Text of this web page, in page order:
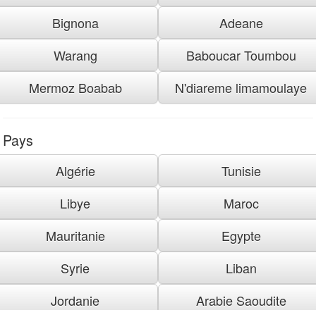
Bignona
Adeane
Warang
Baboucar Toumbou
Mermoz Boabab
N'diareme limamoulaye
Pays
Algérie
Tunisie
Libye
Maroc
Mauritanie
Egypte
Syrie
Liban
Jordanie
Arabie Saoudite